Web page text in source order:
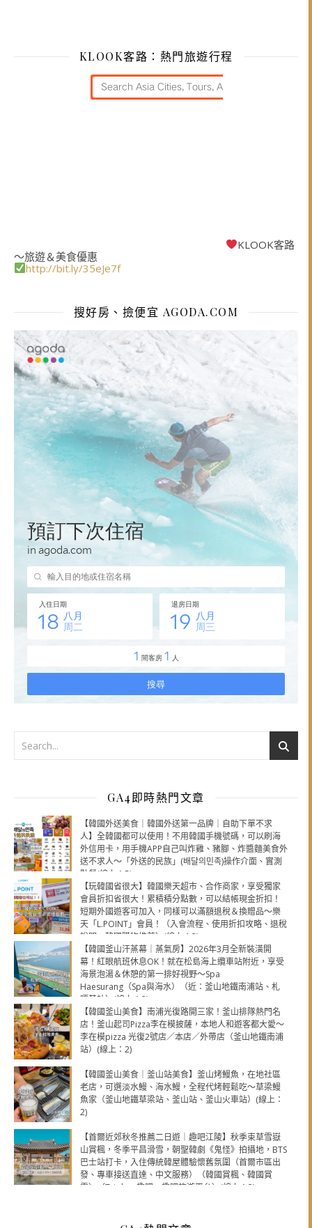
KLOOK客路：熱門旅遊行程
KLOOK客路
～旅遊＆美食優惠
http://bit.ly/35eJe7f
搜好房、撿便宜 AGODA.COM
GA4即時熱門文章
【韓國外送美食｜韓國外送第一品牌｜自助下單不求
人】全韓國都可以使用！不用韓國手機號碼，可以刷海
外信用卡，用手機APP自己叫炸雞、豬腳、炸醬麵美食外
送不求人～「外送的民族」(배달의민족)操作介面、實測
點餐(線上：5)
【玩韓國省很大】韓國樂天超市、合作商家，享受獨家
會員折扣省很大！累積積分點數，可以結帳現金折扣！
短期外國遊客可加入，同樣可以滿額退稅＆換贈品～樂
天「L.POINT」會員！（入會流程、使用折扣攻略、退稅
說明，韓國購物推薦）(線上：3)
【韓國釜山汗蒸幕｜蒸氣房】2026年3月全新裝潢開
幕！紅眼航班休息OK！就在松島海上纜車站附近，享受
海景泡湯＆休憩的第一排好視野～Spa
Haesurang（Spa與海水）（近：釜山地鐵南浦站、札
嘎其站）(線上：2)
【韓國釜山美食】南浦光復路開三家！釜山排隊熱門名
店！釜山起司Pizza李在模披薩，本地人和遊客都大愛～
李在模pizza 光復2號店／本店／外帶店（釜山地鐵南浦
站）(線上：2)
【韓國釜山美食｜釜山站美食】釜山烤鰻魚，在地社區
老店，可選淡水鰻、海水鰻，全程代烤輕鬆吃～草梁鰻
魚家（釜山地鐵草梁站、釜山站、釜山火車站）(線上：
2)
【首爾近郊秋冬推薦二日遊｜趣吧江陵】秋季束草雪嶽
山賞楓，冬季平昌滑雪，朝聖韓劇《鬼怪》拍攝地，BTS
巴士站打卡，入住傳統韓屋體驗懷舊氛圍（首爾市區出
發、專車接送直達、中文服務）（韓國賞楓、韓國賞
雪）（Tripbaa趣吧、趣吧旅遊平台）(線上：2)